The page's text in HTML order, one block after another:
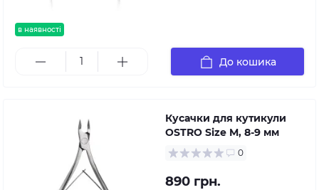
в наявності
До кошика
Кусачки для кутикули
OSTRO Size M, 8-9 мм
0
890 грн.